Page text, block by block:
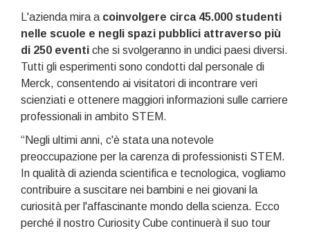
L'azienda mira a coinvolgere circa 45.000 studenti
nelle scuole e negli spazi pubblici attraverso più
di 250 eventi che si svolgeranno in undici paesi diversi.
Tutti gli esperimenti sono condotti dal personale di
Merck, consentendo ai visitatori di incontrare veri
scienziati e ottenere maggiori informazioni sulle carriere
professionali in ambito STEM.
“Negli ultimi anni, c'è stata una notevole
preoccupazione per la carenza di professionisti STEM.
In qualità di azienda scientifica e tecnologica, vogliamo
contribuire a suscitare nei bambini e nei giovani la
curiosità per l'affascinante mondo della scienza. Ecco
perché il nostro Curiosity Cube continuerà il suo tour